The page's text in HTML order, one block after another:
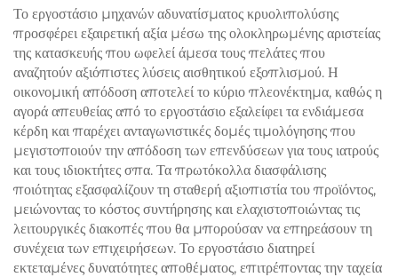
κρυοθεραπείας για μείωση
βάρους και αισθητική
φροντίδα
Το εργοστάσιο μηχανών αδυνατίσματος κρυολιπολύσης
προσφέρει εξαιρετική αξία μέσω της ολοκληρωμένης αριστείας
της κατασκευής που ωφελεί άμεσα τους πελάτες που
αναζητούν αξιόπιστες λύσεις αισθητικού εξοπλισμού. Η
οικονομική απόδοση αποτελεί το κύριο πλεονέκτημα, καθώς η
αγορά απευθείας από το εργοστάσιο εξαλείφει τα ενδιάμεσα
κέρδη και παρέχει ανταγωνιστικές δομές τιμολόγησης που
μεγιστοποιούν την απόδοση των επενδύσεων για τους ιατρούς
και τους ιδιοκτήτες σπα. Τα πρωτόκολλα διασφάλισης
ποιότητας εξασφαλίζουν τη σταθερή αξιοπιστία του προϊόντος,
μειώνοντας το κόστος συντήρησης και ελαχιστοποιώντας τις
λειτουργικές διακοπές που θα μπορούσαν να επηρεάσουν τη
συνέχεια των επιχειρήσεων. Το εργοστάσιο διατηρεί
εκτεταμένες δυνατότητες αποθέματος, επιτρέποντας την ταχεία